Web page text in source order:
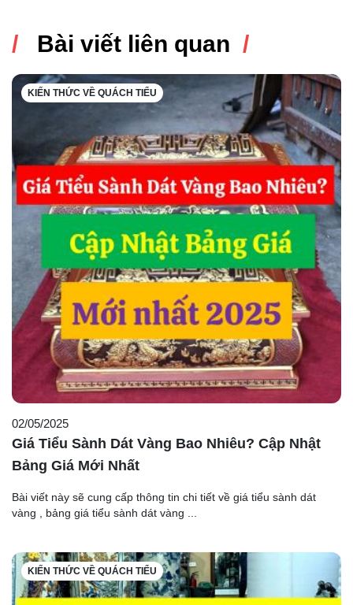
Bài viết liên quan
KIẾN THỨC VỀ QUÁCH TIỂU
02/05/2025
Giá Tiểu Sành Dát Vàng Bao Nhiêu? Cập Nhật
Bảng Giá Mới Nhất
Bài viết này sẽ cung cấp thông tin chi tiết về giá tiểu sành dát
vàng , bảng giá tiểu sành dát vàng ...
KIẾN THỨC VỀ QUÁCH TIỂU